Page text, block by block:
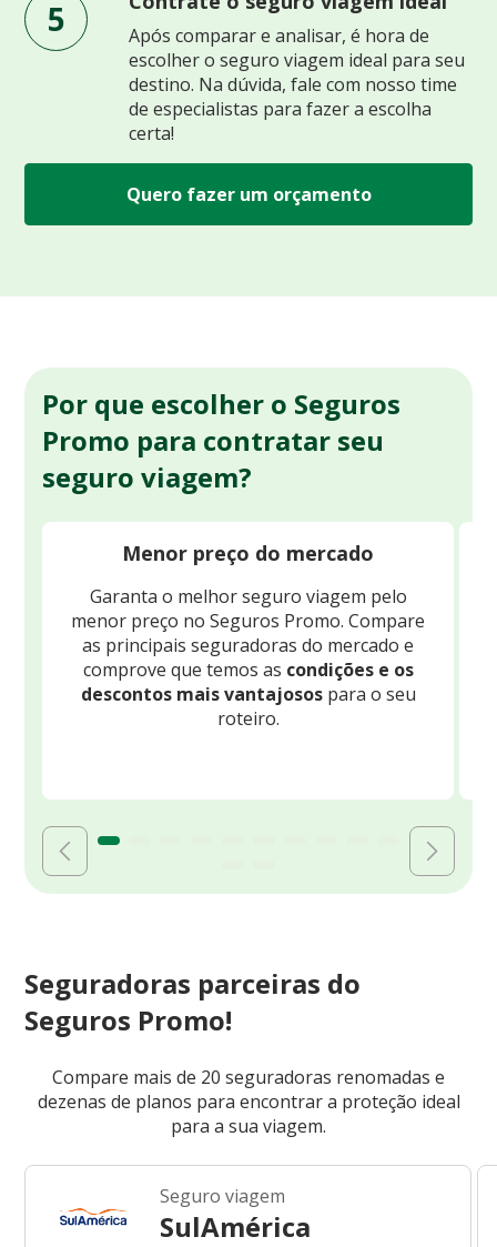
5
Após comparar e analisar, é hora de
escolher o seguro viagem ideal para seu
destino. Na dúvida, fale com nosso time
de especialistas para fazer a escolha
certa!
Quero fazer um orçamento
Por que escolher o Seguros
Promo para contratar seu
seguro viagem?
Menor preço do mercado
Garanta o melhor seguro viagem pelo
menor preço no Seguros Promo. Compare
as principais seguradoras do mercado e
comprove que temos as condições e os
descontos mais vantajosospara o seu
roteiro.
Seguradoras parceiras do
Seguros Promo!
Compare mais de 20 seguradoras renomadas e
dezenas de planos para encontrar a proteção ideal
para a sua viagem.
Seguro viagem
SulAmérica